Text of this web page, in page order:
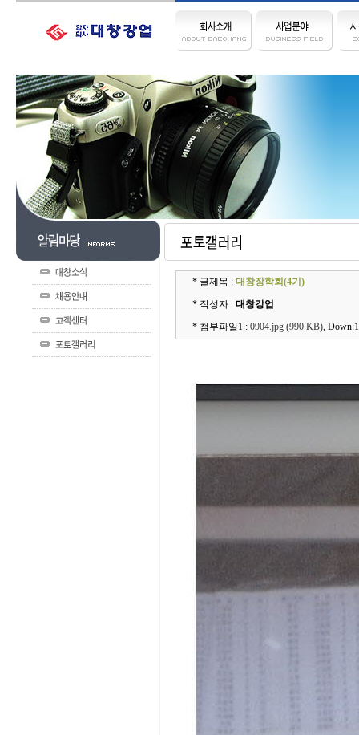
* 글제목 : 대창장학회(4기)
* 작성자 : 대창강업
* 첨부파일1 : 0904.jpg (990 KB),